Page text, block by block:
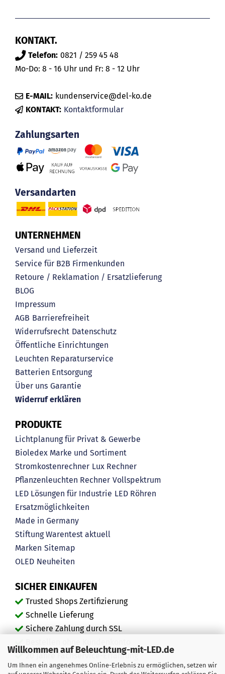
Willkommen auf Beleuchtung-mit-LED.de
Um Ihnen ein angenehmes Online-Erlebnis zu ermöglichen, setzen wir
KONTAKT.
Telefon: 0821 / 259 45 48
Mo-Do: 8 - 16 Uhr und Fr: 8 - 12 Uhr
E-MAIL: kundenservice@del-ko.de
KONTAKT: Kontaktformular
Zahlungsarten
Versandarten
UNTERNEHMEN
Versand und Lieferzeit
Service für B2B Firmenkunden
Retoure / Reklamation / Ersatzlieferung
BLOG
Impressum
AGB Barrierefreiheit
Widerrufsrecht Datenschutz
Öffentliche Einrichtungen
Leuchten Reparaturservice
Batterien Entsorgung
Über uns Garantie
Widerruf erklären
PRODUKTE
Lichtplanung für Privat & Gewerbe
Bioledex Marke und Sortiment
Stromkostenrechner Lux Rechner
Pflanzenleuchten Rechner Vollspektrum
LED Lösungen für Industrie LED Röhren
Ersatzmöglichkeiten
Made in Germany
Stiftung Warentest aktuell
Marken Sitemap
OLED Neuheiten
SICHER EINKAUFEN
Trusted Shops Zertifizierung
Schnelle Lieferung
Sichere Zahlung durch SSL
20 Jahre Fachservice-Erfahrung
"Ausgezeichnete" Kundenmeinungen